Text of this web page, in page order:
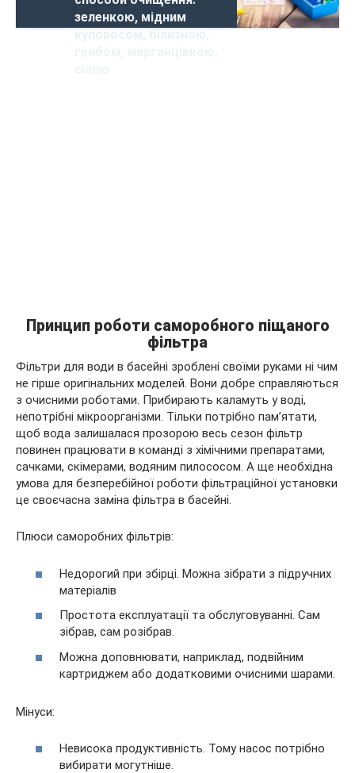
зеленкою, мідним
Принцип роботи саморобного піщаного
фільтра
Фільтри для води в басейні зроблені своїми руками ні чим
не гірше оригінальних моделей. Вони добре справляються
з очисними роботами. Прибирають каламуть у воді,
непотрібні мікроорганізми. Тільки потрібно пам’ятати,
щоб вода залишалася прозорою весь сезон фільтр
повинен працювати в команді з хімічними препаратами,
сачками, скімерами, водяним пилососом. А ще необхідна
умова для безперебійної роботи фільтраційної установки
це своєчасна заміна фільтра в басейні.
Плюси саморобних фільтрів:
Недорогий при збірці. Можна зібрати з підручних
матеріалів
Простота експлуатації та обслуговуванні. Сам
зібрав, сам розібрав.
Можна доповнювати, наприклад, подвійним
картриджем або додатковими очисними шарами.
Мінуси:
Невисока продуктивність. Тому насос потрібно
вибирати могутніше.